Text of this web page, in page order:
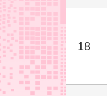
18